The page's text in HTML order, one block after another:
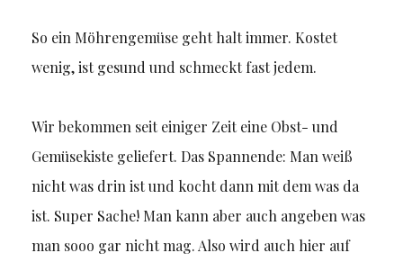
So ein Möhrengemüse geht halt immer. Kostet
wenig, ist gesund und schmeckt fast jedem.
Wir bekommen seit einiger Zeit eine Obst- und
Gemüsekiste geliefert. Das Spannende: Man weiß
nicht was drin ist und kocht dann mit dem was da
ist. Super Sache! Man kann aber auch angeben was
man sooo gar nicht mag. Also wird auch hier auf